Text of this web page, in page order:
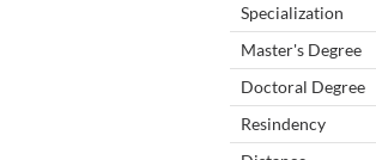
Specialization
Master's Degree
Doctoral Degree
Resindency